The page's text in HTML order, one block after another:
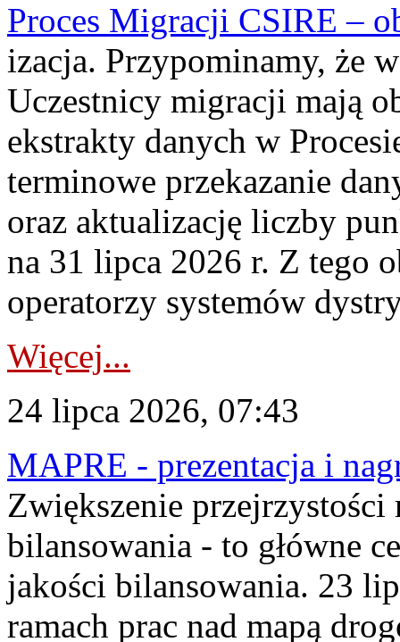
Proces Migracji CSIRE –
izacja. Przypominamy, że
Uczestnicy migracji mają
ekstrakty danych w
terminowe przekazanie
oraz aktualizację liczby
na 31 lipca 2026 r. Z tego
operatorzy systemów
Więcej...
24 lipca 2026, 07:43
MAPRE - prezentacja i
Zwiększenie
bilansowania - to główne
jakości bilansowania. 23
ramach prac nad mapą